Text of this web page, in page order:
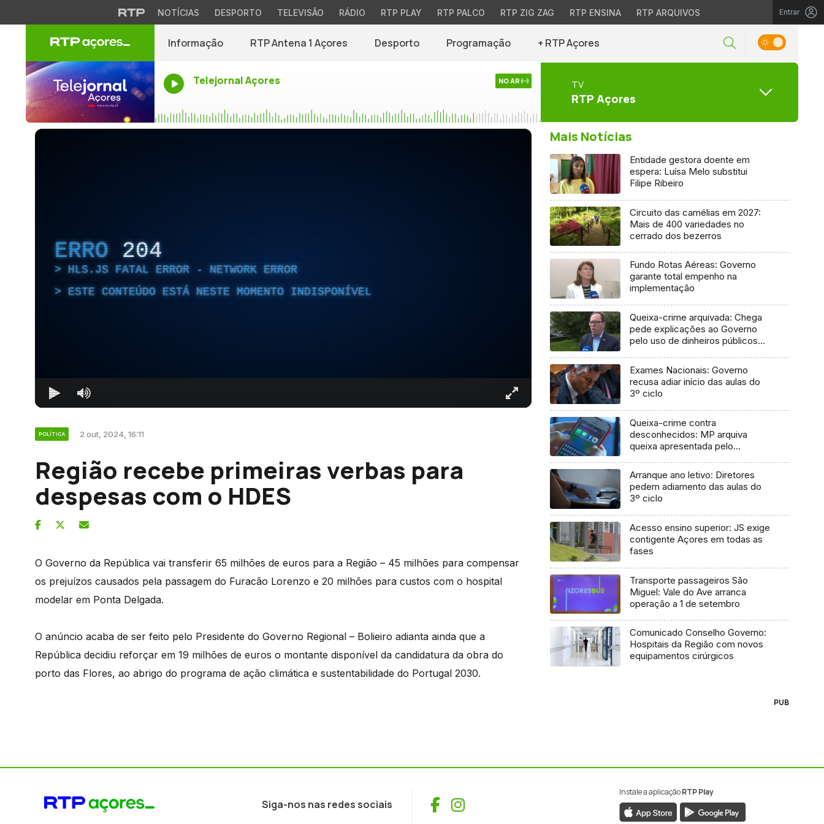
NOTÍCIAS DESPORTO TELEVISÃO RÁDIO RTP PLAY RTP PALCO RTP ZIG ZAG RTP ENSINA RTP ARQUIVOS Entrar
Informação RTP Antena 1 Açores Desporto Programação + RTP Açores
Telejornal Açores NO AR TV
RTP Açores
ERRO 204
HLS.JS FATAL ERROR - NETWORK ERROR
ESTE CONTEÚDO ESTÁ NESTE MOMENTO INDISPONÍVEL
POLÍTICA 2 out, 2024, 16:11
Região recebe primeiras verbas para
despesas com o HDES
O Governo da República vai transferir 65 milhões de euros para a Região – 45 milhões para compensar
os prejuízos causados pela passagem do Furacão Lorenzo e 20 milhões para custos com o hospital
modelar em Ponta Delgada.
O anúncio acaba de ser feito pelo Presidente do Governo Regional – Bolieiro adianta ainda que a
República decidiu reforçar em 19 milhões de euros o montante disponível da candidatura da obra do
porto das Flores, ao abrigo do programa de ação climática e sustentabilidade do Portugal 2030.
Mais Notícias
Entidade gestora doente em
espera: Luísa Melo substitui
Filipe Ribeiro
Circuito das camélias em 2027:
Mais de 400 variedades no
cerrado dos bezerros
Fundo Rotas Aéreas: Governo
garante total empenho na
implementação
Queixa-crime arquivada: Chega
pede explicações ao Governo
pelo uso de dinheiros públicos
Exames Nacionais: Governo
recusa adiar início das aulas do
3º ciclo
Queixa-crime contra
desconhecidos: MP arquiva
queixa apresentada pelo
Arranque ano letivo: Diretores
pedem adiamento das aulas do
3º ciclo
Acesso ensino superior: JS exige
contigente Açores em todas as
fases
Transporte passageiros São
Miguel: Vale do Ave arranca
operação a 1 de setembro
Comunicado Conselho Governo:
Hospitais da Região com novos
equipamentos cirúrgicos
PUB
Siga-nos nas redes sociais Facebook
Instagram
Instale a aplicaçãoRTP Play